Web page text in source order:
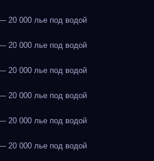
000 лье под водой
000 лье под водой
000 лье под водой
000 лье под водой
000 лье под водой
000 лье под водой